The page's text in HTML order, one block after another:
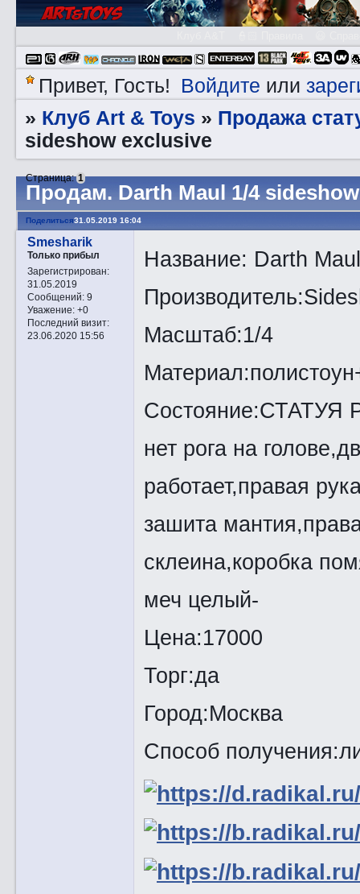
Привет, Гость! Войдите или
» Клуб Art & Toys » Продажа
sideshow exclusive
Прoдам. Darth Maul 1/4
Страница:1
Поделиться31.05.2019 16:04
Smesharik
Только прибыл
Зарегистрирован:
31.05.2019
Сообщений:9
Уважение: +0
Последний визит:
23.06.2020 15:56
Название: Darth
Масштаб:1/4
Состояние:СТАТУЯ
нет рога на
работает,правая
зашита
склеина,коробка
меч целый-
Цена:17000
Торг:да
Город:Москва
Способ